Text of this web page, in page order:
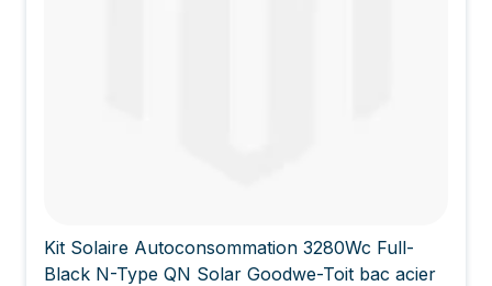
Kit Solaire Autoconsommation 3280Wc Full-
Black N-Type QN Solar Goodwe-Toit bac acier